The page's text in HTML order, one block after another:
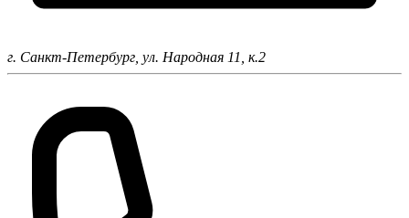
г. Санкт-Петербург, ул. Народная 11, к.2